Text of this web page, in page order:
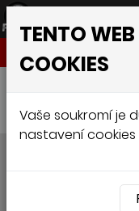
DUNLOP WINTER
225/35
TENTO
COOKIES
Vaše soukromí je
nastavení cookies